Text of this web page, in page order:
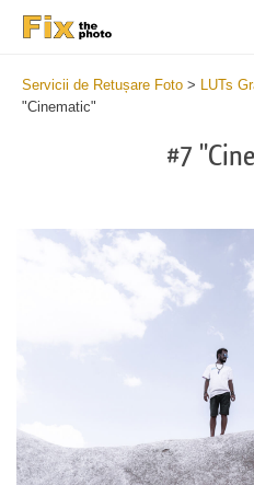
Servicii de Retușare Foto > LUTs
"Cinematic"
#7